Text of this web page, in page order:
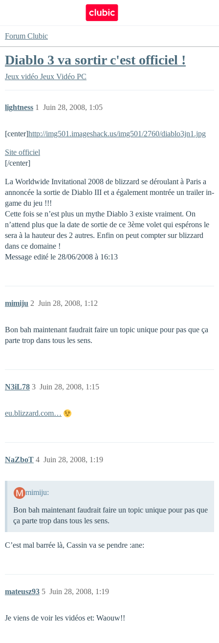
Forum Clubic
Diablo 3 va sortir c'est officiel !
Jeux vidéo Jeux Vidéo PC
lightness Juin 28, 2008, 1:05
1
[center]http://img501.imageshack.us/img501/2760/diablo3jn1.jpg
Site officiel
[/center]
La Worldwide Invitational 2008 de blizzard se déroulant à Paris a
annoncée la sortie de Diablo III et a également montrée un trailer in-
game du jeu !!!
Cette fois se n’est plus un mythe Diablo 3 existe vraiment. On
n’attend plus que la date de sortie de ce 3ème volet qui espérons le
sera à la hauteur des 2 autres. Enfin on peut compter sur blizzard
dans ce domaine !
Message edité le 28/06/2008 à 16:13
mimiju Juin 28, 2008, 1:12
2
Bon bah maintenant faudrait faire un topic unique pour pas que ça
parte trop dans tous les sens.
N3iL78 Juin 28, 2008, 1:15
3
eu.blizzard.com…
NaZboT Juin 28, 2008, 1:19
4
mimiju:
Bon bah maintenant faudrait faire un topic unique pour pas que
ça parte trop dans tous les sens.
C’est mal barrée là, Cassin va se pendre :ane:
mateusz93 Juin 28, 2008, 1:19
5
Je viens de voir les vidéos et: Waouw!!